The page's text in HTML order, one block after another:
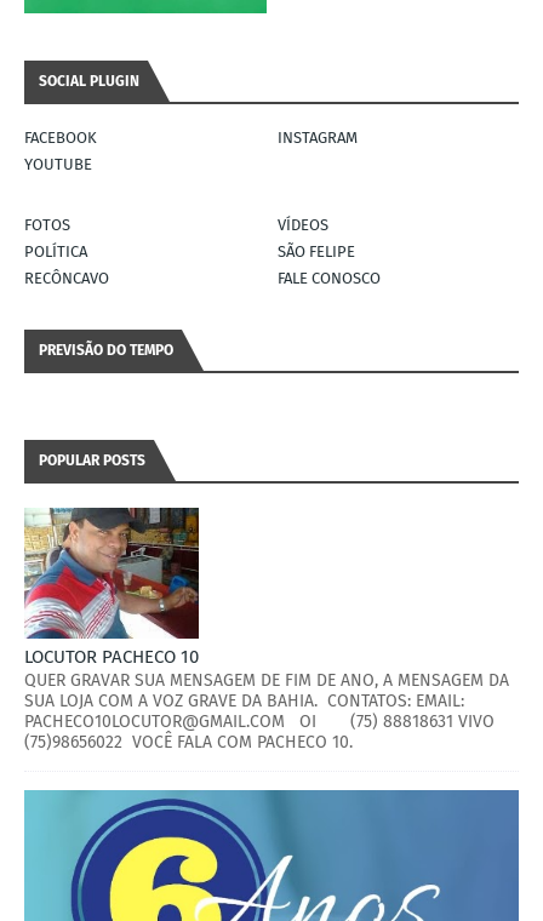
SOCIAL PLUGIN
FACEBOOK
INSTAGRAM
YOUTUBE
FOTOS
VÍDEOS
POLÍTICA
SÃO FELIPE
RECÔNCAVO
FALE CONOSCO
PREVISÃO DO TEMPO
POPULAR POSTS
LOCUTOR PACHECO 10
QUER GRAVAR SUA MENSAGEM DE FIM DE ANO, A MENSAGEM DA
SUA LOJA COM A VOZ GRAVE DA BAHIA. CONTATOS: EMAIL:
PACHECO10LOCUTOR@GMAIL.COM OI (75) 88818631 VIVO
(75)98656022 VOCÊ FALA COM PACHECO 10.